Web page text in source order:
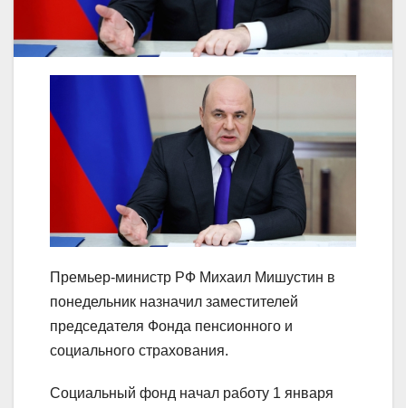
Премьер-министр РФ Михаил Мишустин в
понедельник назначил заместителей
председателя Фонда пенсионного и
социального страхования.
Социальный фонд начал работу 1 января